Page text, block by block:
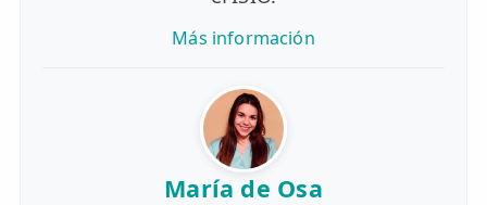
Más información
María de Osa